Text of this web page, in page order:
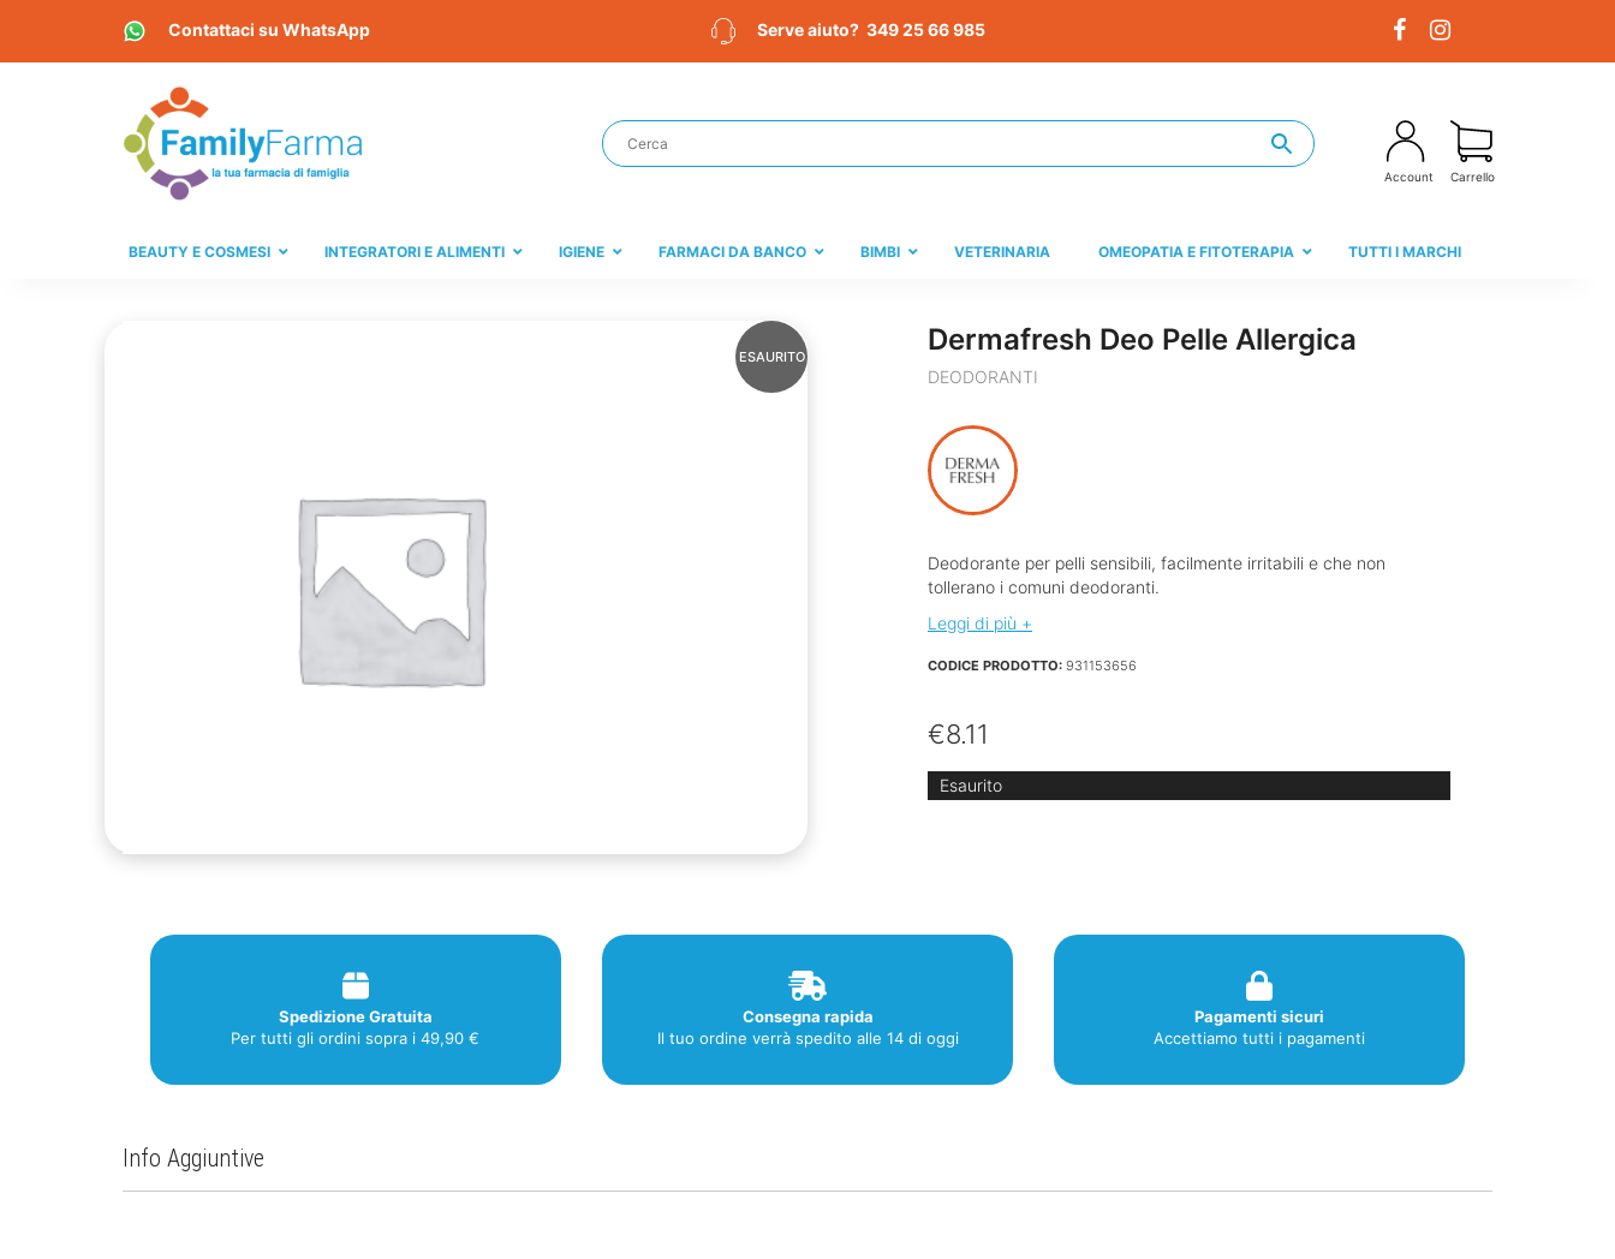
Contattaci su WhatsApp Serve aiuto? 349 25 66 985
Account Carrello
BEAUTY E COSMESI INTEGRATORI E ALIMENTI IGIENE FARMACI DA BANCO BIMBI VETERINARIA OMEOPATIA E FITOTERAPIA TUTTI I MARCHI
ESAURITO Dermafresh Deo Pelle Allergica
DEODORANTI
Deodorante per pelli sensibili, facilmente irritabili e che non
tollerano i comuni deodoranti.
Leggi di più +
CODICE PRODOTTO: 931153656
€8.11
Esaurito
Spedizione Gratuita
Per tutti gli ordini sopra i 49,90 €
Consegna rapida
Il tuo ordine verrà spedito alle 14 di oggi
Pagamenti sicuri
Accettiamo tutti i pagamenti
Info Aggiuntive